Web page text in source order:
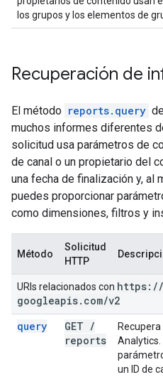
los grupos y los elementos de
Recuperación de
El método reports.query
muchos informes diferentes
solicitud usa parámetros de
de canal o un propietario del
una fecha de finalización y, al
puedes proporcionar
como dimensiones, filtros y
Método
Solicitud
HTTP
URIs relacionados con https: //
googleapis. com/v2
query
GET /
reports
Analytics.
un ID de